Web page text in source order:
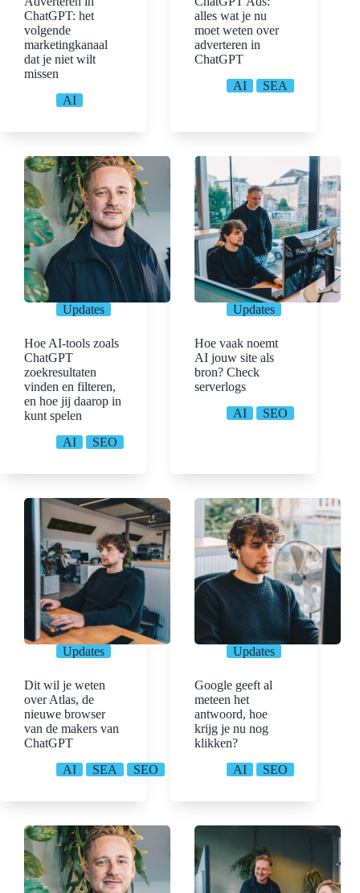
ChatGPT: het
volgende
marketingkanaal
dat je niet wilt
missen
AI
alles wat je nu
moet weten over
adverteren in
ChatGPT
AI
SEA
Updates
Hoe AI-tools zoals
ChatGPT
zoekresultaten
vinden en filteren,
en hoe jij daarop in
kunt spelen
AI
SEO
Updates
Hoe vaak noemt
AI jouw site als
bron? Check
serverlogs
AI
SEO
Updates
Dit wil je weten
over Atlas, de
nieuwe browser
van de makers van
ChatGPT
AI
SEA SEO
Updates
Google geeft al
meteen het
antwoord, hoe
krijg je nu nog
klikken?
AI
SEO